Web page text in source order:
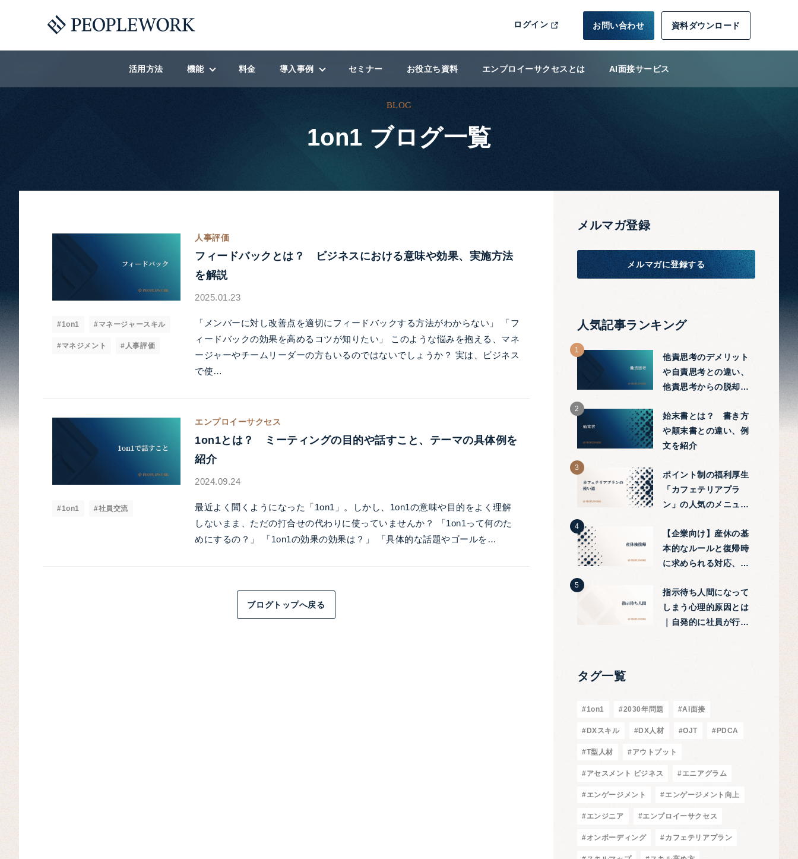
ログイン お問い合わせ 資料ダウンロード
活用方法 機能
福利厚生
料金 導入事例
導入企業
セミナー お役立ち資料 エンプロイーサクセスとは AI面接サービス
BLOG
1on1 ブログ一覧
#1on1 #マネージャースキル
#マネジメント #人事評価
人事評価
フィードバックとは？ ビジネスにおける意味や効果、実施方法
を解説
2025.01.23
「メンバーに対し改善点を適切にフィードバックする方法がわからない」 「フ
ィードバックの効果を高めるコツが知りたい」 このような悩みを抱える、マネ
ージャーやチームリーダーの方もいるのではないでしょうか？ 実は、ビジネス
で使…
#1on1 #社員交流
エンプロイーサクセス
1on1とは？ ミーティングの目的や話すこと、テーマの具体例を
紹介
2024.09.24
最近よく聞くようになった「1on1」。しかし、1on1の意味や目的をよく理解
しないまま、ただの打合せの代わりに使っていませんか？ 「1on1って何のた
めにするの？」 「1on1の効果の効果は？」 「具体的な話題やゴールを…
ブログトップへ戻る
メルマガ登録
メルマガに登録する
人気記事ランキング
他責思考のデメリット
や自責思考との違い、
他責思考からの脱却方
始末書とは？ 書き方
や顛末書との違い、例
文を紹介
ポイント制の福利厚生
「カフェテリアプラ
ン」の人気のメニュー
【企業向け】産休の基
本的なルールと復帰時
に求められる対応、注
指示待ち人間になって
しまう心理的原因とは
｜自発的に社員が行動
タグ一覧
#1on1 #2030年問題 #AI面接
#DXスキル #DX人材 #OJT #PDCA
#T型人材 #アウトプット
#アセスメント ビジネス #エニアグラム
#エンゲージメント #エンゲージメント向上
#エンジニア #エンプロイーサクセス
#オンボーディング #カフェテリアプラン